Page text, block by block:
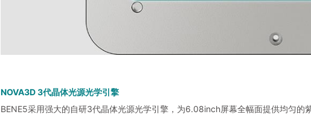
NOVA3D 3代晶体光源光学引擎
BENE5采用强大的自研3代晶体光源光学引擎，为6.08inch屏幕全幅面提供均匀的